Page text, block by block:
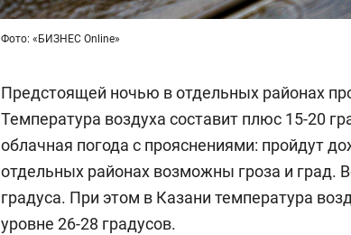
Фото: «БИЗНЕС Online»
Предстоящей ночью в отдельных районах
Температура воздуха составит плюс 15-20
облачная погода с прояснениями: пройдут
отдельных районах возможны гроза и град.
градуса. При этом в Казани температура
уровне 26-28 градусов.